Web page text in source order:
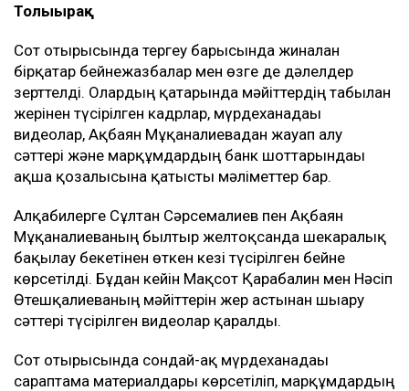
Толығырақ
Сот отырысында тергеу барысында жиналған
бірқатар бейнежазбалар мен өзге де дәлелдер
зерттелді. Олардың қатарында мәйіттердің табылған
жерінен түсірілген кадрлар, мүрдеханадағы
видеолар, Ақбаян Мұқанғалиевадан жауап алу
сәттері және марқұмдардың банк шоттарындағы
ақша қозғалысына қатысты мәліметтер бар.
Алқабилерге Сұлтан Сәрсемалиев пен Ақбаян
Мұқанғалиеваның былтыр желтоқсанда шекаралық
бақылау бекетінен өткен кезі түсірілген бейне
көрсетілді. Бұдан кейін Мақсот Қарабалин мен Нәсіп
Өтешқалиеваның мәйіттерін жер астынан шығару
сәттері түсірілген видеолар қаралды.
Сот отырысында сондай-ақ мүрдеханадағы
сараптама материалдары көрсетіліп, марқұмдардың